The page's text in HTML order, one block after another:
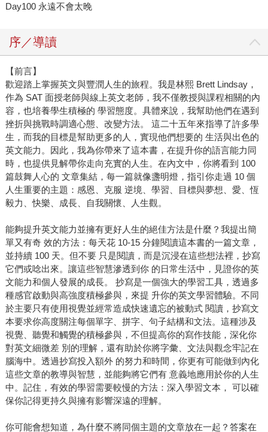
Day100 永遠不會太晚
序／導讀
【前言】
歡迎踏上掌握英文與豐潤人生的旅程。我是林熙 Brett Lindsay，
作為 SAT 面授老師與線上英文老師，我不僅教授與課程相關的內
容，也培養學生積極的 學習態度。具體來說，我幫助他們在遇到
挫折與挑戰時調適心態、改變方法。 這二十五年來指導了許多學
生，而我的目標是幫助更多的人，實現他們想要的 生活與出色的
英文能力。因此，我為你帶來了這本書，在提升你的語言能力同
時，也提供見解帶你走向充實的人生。在內文中，你將看到 100
篇鼓舞人心的 文章集結，每一篇就像盞明燈，指引你走過 10 個
人生重要的主題：感恩、克服 逆境、學習、目標與夢想、愛、恆
毅力、快樂、成長、自我關懷、人生觀。
能夠提升英文能力並擁有更好人生的絕佳方法是什麼？我提出簡
單又有奇 效的方法：每天花 10-15 分鐘閱讀這本書的一篇文章，
並持續 100 天。但不要 只是閱讀，而是沉浸在這些想法裡，抄寫
它們或唸出來。讓這些智慧滲透到你 的日常生活中，見證你的英
文能力和個人發展的成長。 抄寫是一個強大的學習工具，透過多
種感官啟動與高強度積極參與，來提 升你的英文學習體驗。不同
於主要只有使用視覺並經常造成快速遺忘的被動式 閱讀，抄寫文
本要求你高度關注每個單字、拼字、句子結構和文法。這種涉及
視覺、聽覺和觸覺的積極參與，不但提高你的寫作技能，深化你
對英文細微差 別的理解，還有助於你將字彙、文法與觀念牢記在
腦海中。透過抄寫投入額外 的努力和時間，你更有可能做到內化
這些文章的教導與智慧，並能夠將它們有 意義地應用於你的人生
中。記住，有效的學習需要較慢的方法：深入學習文本， 可以確
保你記得更持久與擁有影響深遠的理解。
你可能會想知道，為什麼不將同個主題的文章放在一起？答案在